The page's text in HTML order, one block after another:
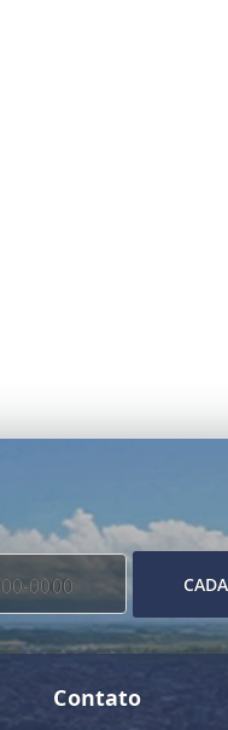
Contato